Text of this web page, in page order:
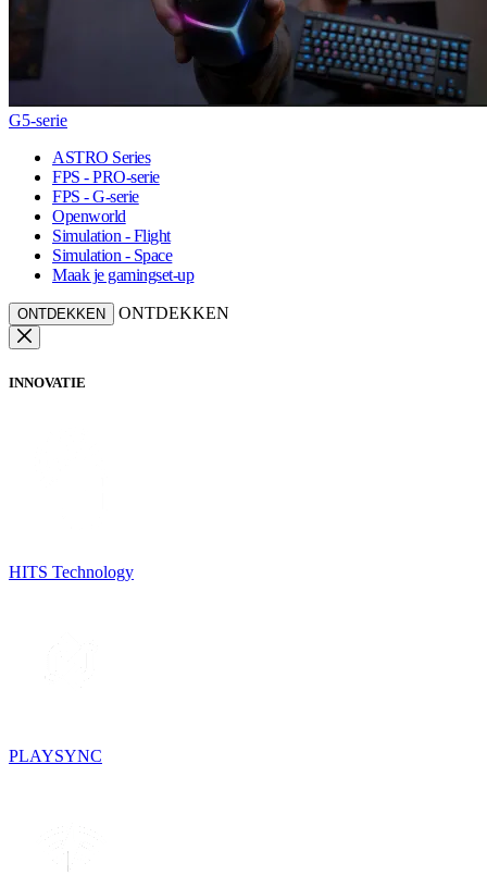
G5-serie
ASTRO Series
FPS - PRO-serie
FPS - G-serie
Openworld
Simulation - Flight
Simulation - Space
Maak je gamingset-up
ONTDEKKEN ONTDEKKEN
INNOVATIE
HITS Technology
PLAYSYNC